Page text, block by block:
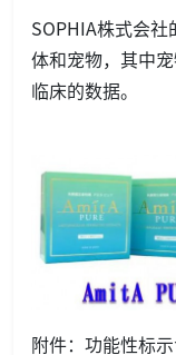
SOPHIA株式会
体和宠物，其中
临床的数据。
附件：功能性标